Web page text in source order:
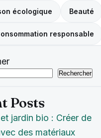
écologique Beauté
responsable
Rechercher
Posts
jardin bio : Créer de
des matériaux